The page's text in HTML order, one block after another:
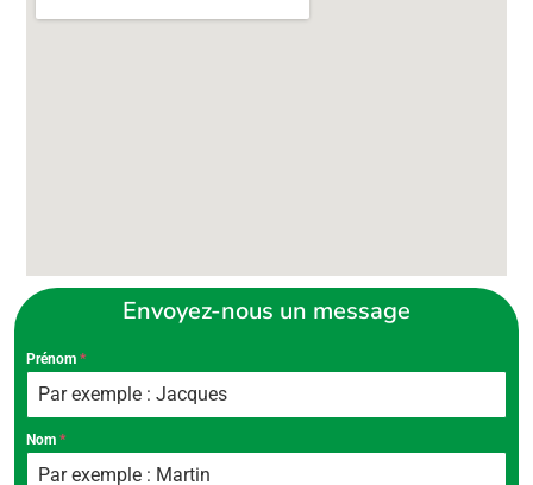
Envoyez-nous un message
Prénom *
Nom *